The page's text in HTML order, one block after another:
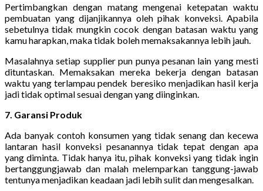
Pertimbangkan dengan matang mengenai ketepatan waktu
pembuatan yang dijanjikannya oleh pihak konveksi. Apabila
sebetulnya tidak mungkin cocok dengan batasan waktu yang
kamu harapkan, maka tidak boleh memaksakannya lebih jauh.
Masalahnya setiap supplier pun punya pesanan lain yang mesti
dituntaskan. Memaksakan mereka bekerja dengan batasan
waktu yang terlampau pendek beresiko menjadikan hasil kerja
jadi tidak optimal sesuai dengan yang diinginkan.
7. Garansi Produk
Ada banyak contoh konsumen yang tidak senang dan kecewa
lantaran hasil konveksi pesanannya tidak tepat dengan apa
yang diminta. Tidak hanya itu, pihak konveksi yang tidak ingin
bertanggungjawab dan malah melemparkan tanggung-jawab
tentunya menjadikan keadaan jadi lebih sulit dan mengesalkan.